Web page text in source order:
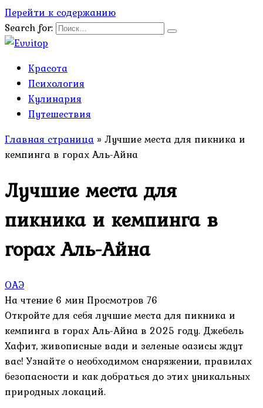
Перейти к содержанию
Search for:
Красота
Психология
Кулинария
Путешествия
Главная страница » Лучшие места для пикника и
кемпинга в горах Аль-Айна
Лучшие места для
пикника и кемпинга в
горах Аль-Айна
ОАЭ
На чтение 6 мин Просмотров 76
Откройте для себя лучшие места для пикника и
кемпинга в горах Аль-Айна в 2025 году. Джебель
Хафит, живописные вади и зеленые оазисы ждут
вас! Узнайте о необходимом снаряжении, правилах
безопасности и как добраться до этих уникальных
природных локаций.